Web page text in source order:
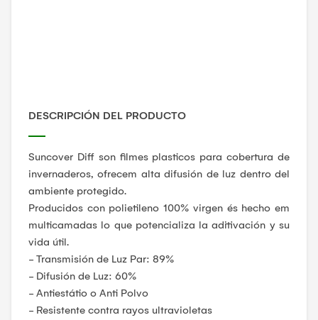
DESCRIPCIÓN DEL PRODUCTO
Suncover Diff son filmes plasticos para cobertura de
invernaderos, ofrecem alta difusión de luz dentro del
ambiente protegido.
Producidos con polietileno 100% virgen és hecho em
multicamadas lo que potencializa la aditivación y su
vida útil.
- Transmisión de Luz Par: 89%
- Difusión de Luz: 60%
- Antiestátio o Anti Polvo
- Resistente contra rayos ultravioletas